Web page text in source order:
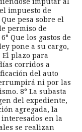
impuesto de
pesa sobre el
permiso de
Que los gastos de
pone a su cargo,
plazo para
corridos a
del auto
ni por las
8° La subasta
del expediente,
agregada, la
en la
se realizan